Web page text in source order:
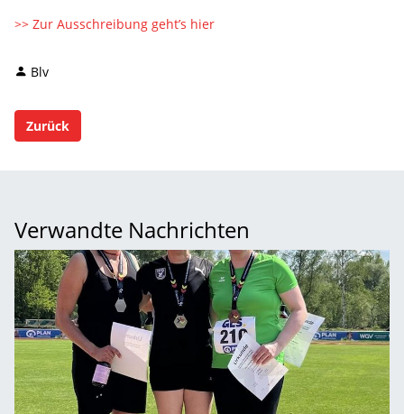
>> Zur Ausschreibung geht’s hier
Blv
Zurück
Verwandte Nachrichten